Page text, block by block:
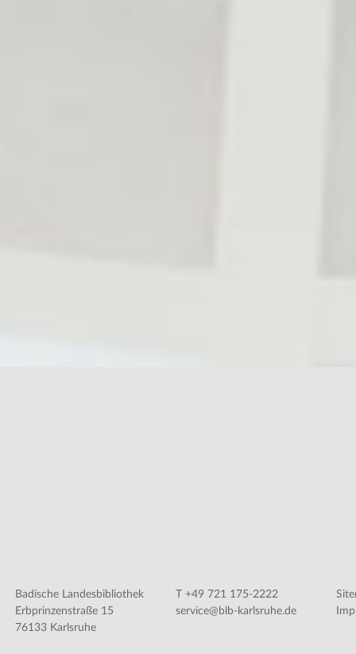
Badische Landesbibliothek
Erbprinzenstraße 15
76133 Karlsruhe
T +49 721 175-2222
service@blb-karlsruhe.de